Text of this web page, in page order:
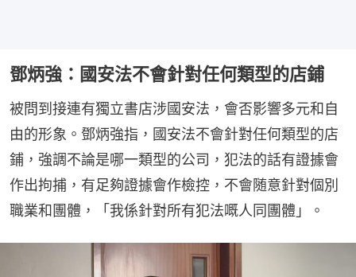
鄧炳強：國安法不會針對任何類型的店鋪
被問到接連有獨立書店涉國安法，會否影響多元和自
由的形象。鄧炳強指，國安法不會針對任何類型的店
鋪，強調不論是哪一類型的公司，犯法的話有證據會
作出拘捕，有足夠證據會作檢控，不會随意針對個別
職業和團體，「我係針對所有犯法嘅人同團體」。